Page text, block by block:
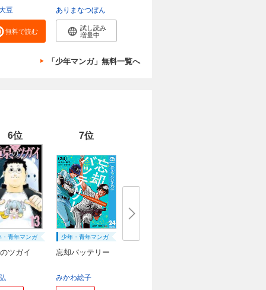
Edge
リセイシロウ FTops
豆
無料で読む
ありまなつぼん
試し読み
増量中
「少年マンガ」無料一覧へ
6位
・青年マンガ
ツガイ
7位
少年・青年マンガ
忘却バッテリー
みかわ絵子